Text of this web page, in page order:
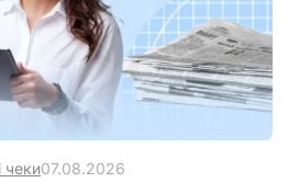
чеки07.08.2026